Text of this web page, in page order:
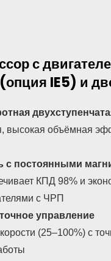
с
(опция IE5) и
высокая объёмная
с постоянными
КПД 98% и
с ЧРП
управление
(25–100%) с